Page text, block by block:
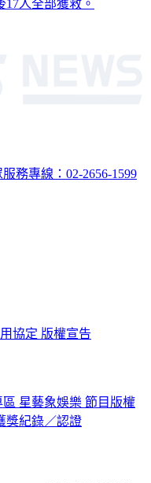
人全部獲救。
務專線：02-2656-1599
協定 版權宣告
星藝象娛樂 節目版權
獎紀錄／認證